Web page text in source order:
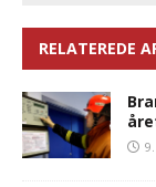
RELATEREDE